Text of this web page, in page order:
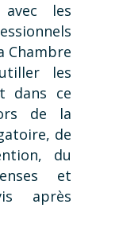
les
Chambre
les
dans ce
de la
de
du
et
après